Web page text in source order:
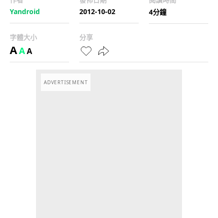
Yandroid
2012-10-02
4分鐘
字體大小
AAA
分享
ADVERTISEMENT